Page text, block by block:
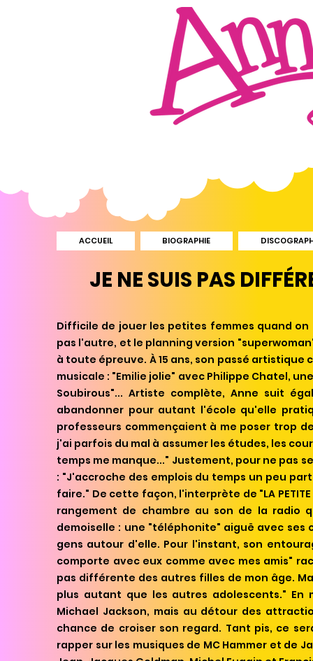
ACCUEIL BIOGRAPHIE
JE NE SUIS PAS
Difficile de jouer les petites femmes quand on
pas l'autre, et le planning version
à toute épreuve. À 15 ans, son passé
musicale : "Emilie jolie" avec Philippe Chatel,
Soubirous"... Artiste complète, Anne suit
abandonner pour autant l'école qu'elle prati
professeurs commençaient à me poser trop
j'ai parfois du mal à assumer les études, les
temps me manque..." Justement, pour ne pas
: "J'accroche des emplois du temps un peu
faire." De cette façon, l'interprète de "LA
rangement de chambre au son de la radio
demoiselle : une "téléphonite" aiguë avec
gens autour d'elle. Pour l'instant, son
comporte avec eux comme avec mes amis"
pas différente des autres filles de mon âge.
plus autant que les autres adolescents."
Michael Jackson, mais au détour des
chance de croiser son regard. Tant pis, ce
rapper sur les musiques de MC Hammer et de